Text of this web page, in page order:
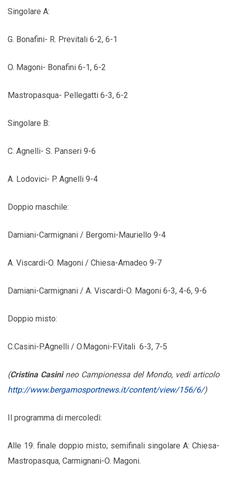
Singolare A:
G. Bonafini- R. Previtali 6-2, 6-1
O. Magoni- Bonafini 6-1, 6-2
Mastropasqua- Pellegatti 6-3, 6-2
Singolare B:
C. Agnelli- S. Panseri 9-6
A. Lodovici- P. Agnelli 9-4
Doppio maschile:
Damiani-Carmignani / Bergomi-Mauriello 9-4
A. Viscardi-O. Magoni / Chiesa-Amadeo 9-7
Damiani-Carmignani / A. Viscardi-O. Magoni 6-3, 4-6, 9-6
Doppio misto:
C.Casini-P.Agnelli / O.Magoni-F.Vitali 6-3, 7-5
(Cristina Casinineo Campionessa del Mondo, vedi articolo
http://www.bergamosportnews.it/content/view/156/6/)
Il programma di mercoledì:
Alle 19: finale doppio misto; semifinali singolare A: Chiesa-
Mastropasqua, Carmignani-O. Magoni.